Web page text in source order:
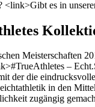
<link>Gibt es in
Meisterschaften
–
der die
in den
zugängig